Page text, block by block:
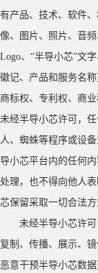
有产品、技术、软件
像、图片、照片、音
Logo、“半导小芯”文
徽记、产品和服务名
商标权、专利权、商
未经半导小芯许可，
人、蜘蛛等程序或设
导小芯平台内的任何
处理，也不得向他人
芯保留采取一切合法方
未经半导小芯许
复制、传播、展示、
恶意干预半导小芯数